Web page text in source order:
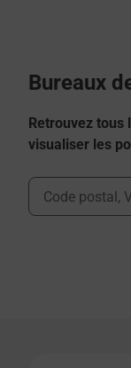
Bureaux
Retrouvez tous
visualiser les
Ville,